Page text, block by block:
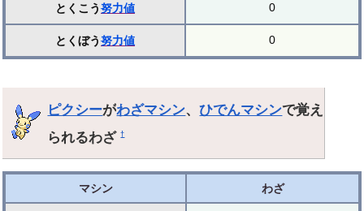
とくこう努力値 0
とくぼう努力値 0
ピクシーがわざマシン、ひでんマシンで覚え
られるわざ†
マシン わざ